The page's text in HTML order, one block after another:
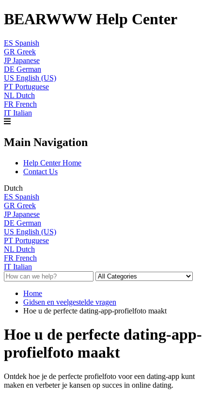
BEARWWW Help Center
ES Spanish
GR Greek
JP Japanese
DE German
US English (US)
PT Portuguese
NL Dutch
FR French
IT Italian
Main Navigation
Help Center Home
Contact Us
Dutch
ES Spanish
GR Greek
JP Japanese
DE German
US English (US)
PT Portuguese
NL Dutch
FR French
IT Italian
Home
Gidsen en veelgestelde vragen
Hoe u de perfecte dating-app-profielfoto maakt
Hoe u de perfecte dating-app-
profielfoto maakt
Ontdek hoe je de perfecte profielfoto voor een dating-app kunt
maken en verbeter je kansen op succes in online dating.